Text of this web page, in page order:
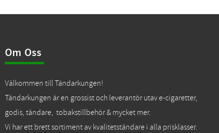
Om Oss
Välkommen till Tändarkungen!
Tändarkungen är en grossist och leverantör utav e-cigaretter,
godis, tändare, tobakstillbehör & mycket mer.
Vi har ett brett sortiment av kvalitetständare i alla prisklasser.